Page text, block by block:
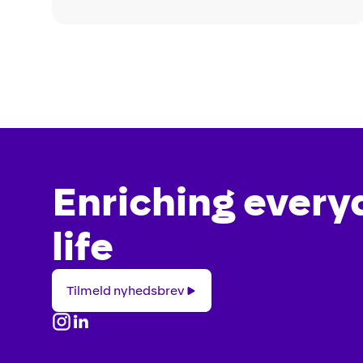
Enriching
life
nyhedsbrev
Tilmeld nyhedsbrev